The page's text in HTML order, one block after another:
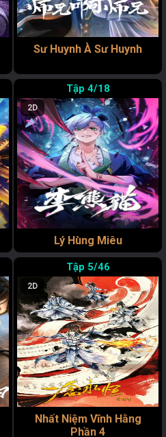
Sư Huynh À Sư Huynh
4/18
2D
Lý Hùng Miêu
5/46
2D
Nhất Niệm Vĩnh Hằng
Phần 4